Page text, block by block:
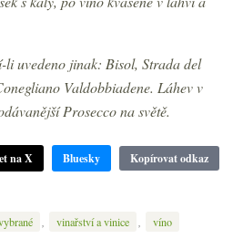
uvedeno jinak: Bisol, Strada del
Valdobbiadene. Láhev v
Prosecco na světě.
na X Bluesky Kopírovat odkaz
, vinařství a vinice , víno